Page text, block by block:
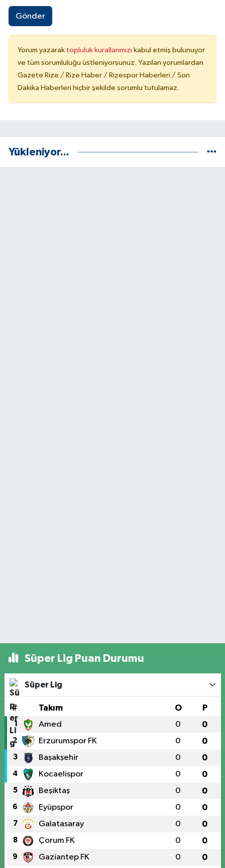
Gönder
Yorum yazarak topluluk kurallarımızı kabul etmiş bulunuyor
ve tüm sorumluluğu üstleniyorsunuz. Yazılan yorumlardan
Gazete Rize / Rize Haber / Rizespor Haberleri / Son
Dakika Haberleri hiçbir şekilde sorumlu tutulamaz.
Yükleniyor...
Süper Lig Puan Durumu
Süper Lig
# Takım O P
1 Amed 0 0
2 Erzurumspor FK 0 0
3 Başakşehir 0 0
4 Kocaelispor 0 0
5 Beşiktaş 0 0
6 Eyüpspor 0 0
7 Galatasaray 0 0
8 Çorum FK 0 0
9 Gaziantep FK 0 0